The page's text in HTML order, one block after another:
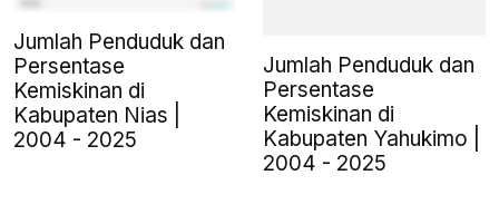
Jumlah Penduduk dan
Persentase
Kemiskinan di
Kabupaten Nias |
2004 - 2025
Jumlah Penduduk dan
Persentase
Kemiskinan di
Kabupaten Yahukimo |
2004 - 2025